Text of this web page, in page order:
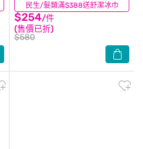
民生/髮類滿$388送舒潔冰巾
$254/件
(售價已折)
$580
(3)